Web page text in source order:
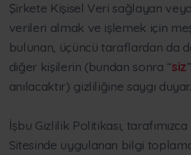
Şirkete Kişisel Veri sağlayan
verileri almak ve işlemek için
bulunan, üçüncü taraflardan da
diğer kişilerin (bundan sonra “siz
anılacaktır) gizliliğine saygı duyar.
İşbu Gizlilik Politikası,
Sitesinde uygulanan bilgi